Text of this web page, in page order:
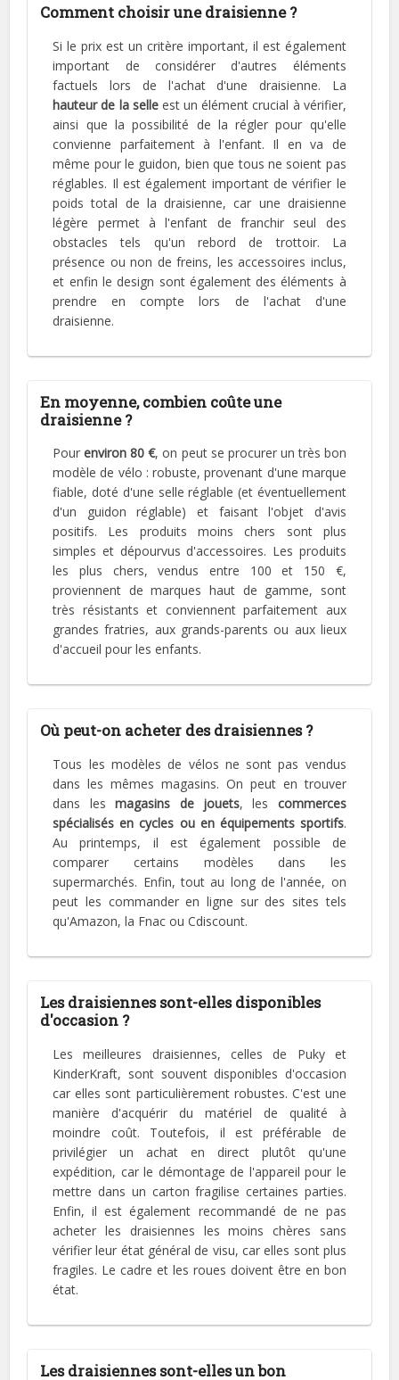
Comment choisir une draisienne ?
Si le prix est un critère important, il est également
important de considérer d'autres éléments
factuels lors de l'achat d'une draisienne. La
hauteur de la selleest un élément crucial à vérifier,
ainsi que la possibilité de la régler pour qu'elle
convienne parfaitement à l'enfant. Il en va de
même pour le guidon, bien que tous ne soient pas
réglables. Il est également important de vérifier le
poids total de la draisienne, car une draisienne
légère permet à l'enfant de franchir seul des
obstacles tels qu'un rebord de trottoir. La
présence ou non de freins, les accessoires inclus,
et enfin le design sont également des éléments à
prendre en compte lors de l'achat d'une
draisienne.
En moyenne, combien coûte une
draisienne ?
Pourenviron 80 €, on peut se procurer un très bon
modèle de vélo : robuste, provenant d'une marque
fiable, doté d'une selle réglable (et éventuellement
d'un guidon réglable) et faisant l'objet d'avis
positifs. Les produits moins chers sont plus
simples et dépourvus d'accessoires. Les produits
les plus chers, vendus entre 100 et 150 €,
proviennent de marques haut de gamme, sont
très résistants et conviennent parfaitement aux
grandes fratries, aux grands-parents ou aux lieux
d'accueil pour les enfants.
Où peut-on acheter des draisiennes ?
Tous les modèles de vélos ne sont pas vendus
dans les mêmes magasins. On peut en trouver
dans lesmagasins de jouets, les commerces
spécialisés en cycles ou en équipements sportifs.
Au printemps, il est également possible de
comparer certains modèles dans les
supermarchés. Enfin, tout au long de l'année, on
peut les commander en ligne sur des sites tels
qu'Amazon, la Fnac ou Cdiscount.
Les draisiennes sont-elles disponibles
d'occasion ?
Les meilleures draisiennes, celles de Puky et
KinderKraft, sont souvent disponibles d'occasion
car elles sont particulièrement robustes. C'est une
manière d'acquérir du matériel de qualité à
moindre coût. Toutefois, il est préférable de
privilégier un achat en direct plutôt qu'une
expédition, car le démontage de l'appareil pour le
mettre dans un carton fragilise certaines parties.
Enfin, il est également recommandé de ne pas
acheter les draisiennes les moins chères sans
vérifier leur état général de visu, car elles sont plus
fragiles. Le cadre et les roues doivent être en bon
état.
Les draisiennes sont-elles un bon